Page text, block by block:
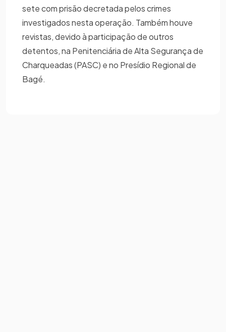
sete com prisão decretada pelos crimes
investigados nesta operação. Também houve
revistas, devido à participação de outros
detentos, na Penitenciária de Alta Segurança de
Charqueadas (PASC) e no Presídio Regional de
Bagé.